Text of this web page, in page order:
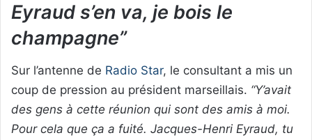
Eyraud s’en va, je bois le
champagne”
Sur l’antenne de Radio Star, le consultant a mis un
coup de pression au président marseillais. “Y’avait
des gens à cette réunion qui sont des amis à moi.
Pour cela que ça a fuité. Jacques-Henri Eyraud, tu